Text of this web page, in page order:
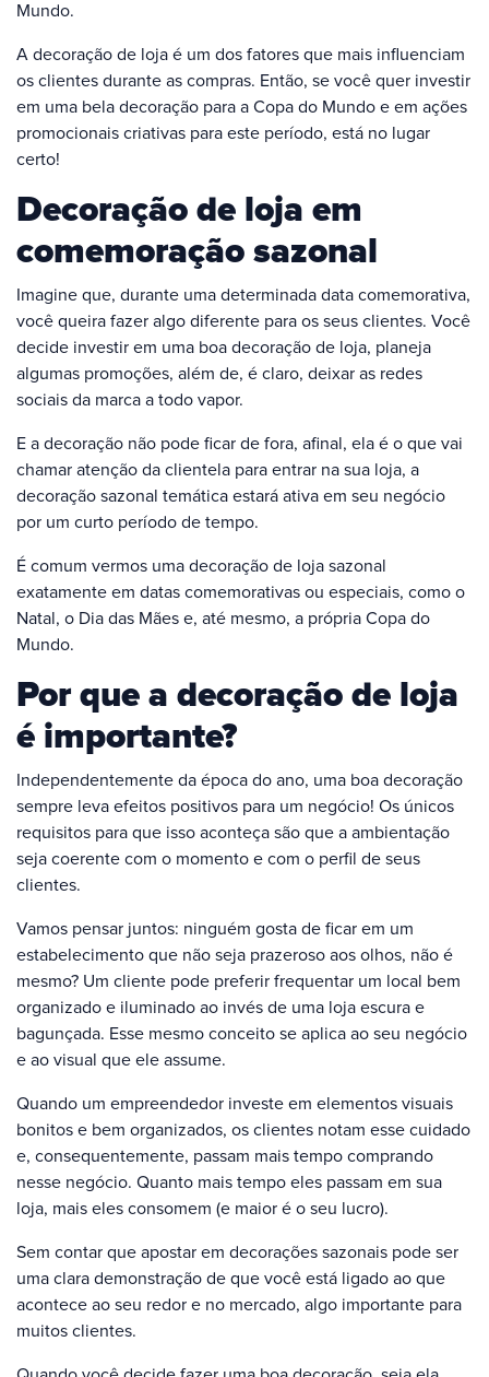
Mundo.
A decoração de loja é um dos fatores que mais influenciam
os clientes durante as compras. Então, se você quer investir
em uma bela decoração para a Copa do Mundo e em ações
promocionais criativas para este período, está no lugar
certo!
Decoração de loja em
comemoração sazonal
Imagine que, durante uma determinada data comemorativa,
você queira fazer algo diferente para os seus clientes. Você
decide investir em uma boa decoração de loja, planeja
algumas promoções, além de, é claro, deixar as redes
sociais da marca a todo vapor.
E a decoração não pode ficar de fora, afinal, ela é o que vai
chamar atenção da clientela para entrar na sua loja, a
decoração sazonal temática estará ativa em seu negócio
por um curto período de tempo.
É comum vermos uma decoração de loja sazonal
exatamente em datas comemorativas ou especiais, como o
Natal, o Dia das Mães e, até mesmo, a própria Copa do
Mundo.
Por que a decoração de loja
é importante?
Independentemente da época do ano, uma boa decoração
sempre leva efeitos positivos para um negócio! Os únicos
requisitos para que isso aconteça são que a ambientação
seja coerente com o momento e com o perfil de seus
clientes.
Vamos pensar juntos: ninguém gosta de ficar em um
estabelecimento que não seja prazeroso aos olhos, não é
mesmo? Um cliente pode preferir frequentar um local bem
organizado e iluminado ao invés de uma loja escura e
bagunçada. Esse mesmo conceito se aplica ao seu negócio
e ao visual que ele assume.
Quando um empreendedor investe em elementos visuais
bonitos e bem organizados, os clientes notam esse cuidado
e, consequentemente, passam mais tempo comprando
nesse negócio. Quanto mais tempo eles passam em sua
loja, mais eles consomem (e maior é o seu lucro).
Sem contar que apostar em decorações sazonais pode ser
uma clara demonstração de que você está ligado ao que
acontece ao seu redor e no mercado, algo importante para
muitos clientes.